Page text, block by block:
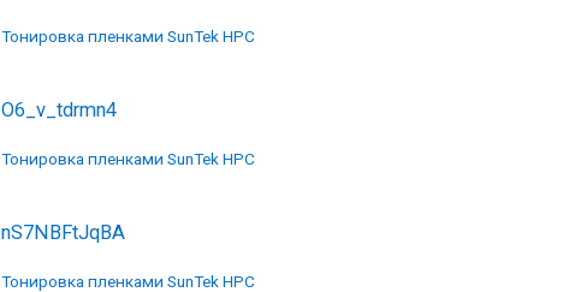
Тонировка пленками SunTek HPC
O6_v_tdrmn4
Тонировка пленками SunTek HPC
nS7NBFtJqBA
Тонировка пленками SunTek HPC